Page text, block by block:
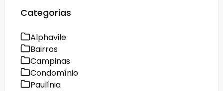
Categorias
Alphavile
Bairros
Campinas
Condomínio
Paulínia